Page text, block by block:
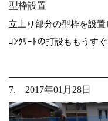
型枠設置
立上り部分の型枠を設置
ｺﾝｸﾘｰﾄの打設ももうすぐ
7. 2017年01月28日